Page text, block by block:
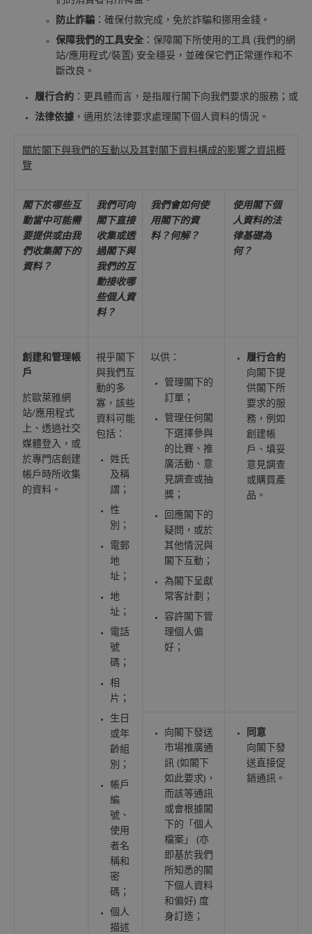
防止詐騙 ：確保付款完成，免於詐騙和挪用金錢。
保障我們的工具安全 ：保障閣下所使用的工具 (我們的網
站/應用程式/裝置) 安全穩妥，並確保它們正常運作和不
斷改良。
履行合約 ：更具體而言，是指履行閣下向我們要求的服務；或
法律依據 ，適用於法律要求處理閣下個人資料的情況。
關於閣下與我們的互動以及其對閣下資料構成的影響之資訊概
覽
閣下於哪些互
動當中可能需
要提供或由我
們收集閣下的
資料？
我們可向
閣下直接
收集或透
過閣下與
我們的互
動接收哪
些個人資
料？
我們會如何使
用閣下的資
料？何解？
使用閣下個
人資料的法
律基礎為
何？
創建和管理帳
戶
於歐萊雅網
站/應用程式
上、透過社交
媒體登入，或
於專門店創建
帳戶時所收集
的資料。
視乎閣下
與我們互
動的多
寡，該些
資料可能
包括：
姓氏
及稱
謂；
性
別；
電郵
地
址；
地
址；
電話
號
碼；
相
片；
生日
或年
齡組
別；
帳戶
編
號、
使用
者名
稱和
密
碼；
個人
描述
以供：
管理閣下的
訂單；
管理任何閣
下選擇參與
的比賽、推
廣活動、意
見調查或抽
獎；
回應閣下的
疑問，或於
其他情況與
閣下互動；
為閣下呈獻
常客計劃；
容許閣下管
理個人偏
好；
履行合約
向閣下提
供閣下所
要求的服
務，例如
創建帳
戶、填妥
意見調查
或購買產
品。
向閣下發送
市場推廣通
訊 (如閣下
如此要求)，
而該等通訊
或會根據閣
下的「個人
檔案」 (亦
即基於我們
所知悉的閣
下個人資料
和偏好) 度
身訂造；
同意
向閣下發
送直接促
銷通訊。